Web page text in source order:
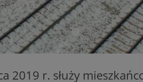
2019 r. służy
sesji.
sesji.
sesji.
obsługuje